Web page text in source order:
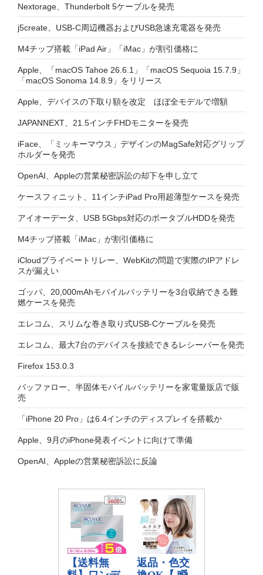
Nextorage、Thunderbolt 5ケーブルを発売
j5create、USB-C周辺機器およびUSB急速充電器を発売
M4チップ搭載「iPad Air」「iMac」が割引価格に
Apple、「macOS Tahoe 26.6.1」「macOS Sequoia 15.7.9」
「macOS Sonoma 14.8.9」をリリース
Apple、デバイスの下取り額を改定 ほぼ全モデルで増額
JAPANNEXT、21.5インチFHDモニターを発売
iFace、「ミッキーマウス」デザインのMagSafe対応グリップ
ホルダーを発売
OpenAI、Appleの営業秘密訴訟の却下を申し立て
ケースフィニット、11インチiPad Pro用超薄型ケースを発売
アイオーデータ、USB 5Gbps対応のポータブルHDDを発売
M4チップ搭載「iMac」が割引価格に
iCloudプライベートリレー、WebKitの問題で実際のIPアドレ
スが漏えい
ゴッパ、20,000mAhモバイルバッテリーを3台収納できる難
燃ケースを発売
エレコム、スリムな巻き取り式USB-Cケーブルを発売
エレコム、最大7台のデバイスを接続できるレシーバーを発売
Firefox 153.0.3
バッファロー、半固体モバイルバッテリーを家電量販店で販
売
「iPhone 20 Pro」は6.4インチのディスプレイを搭載か
Apple、9月のiPhone発表イベントに向けて準備
OpenAI、Appleの営業秘密訴訟に反論